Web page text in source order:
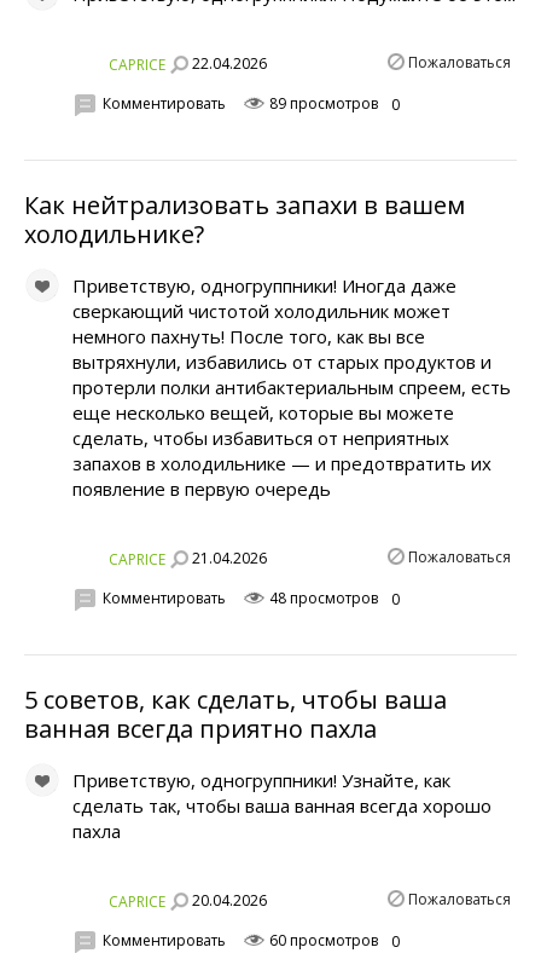
CAPRICE 22.04.2026 Пожаловаться
Комментировать 89 просмотров 0
Как нейтрализовать запахи в вашем
холодильнике?
Приветствую, одногруппники! Иногда даже
сверкающий чистотой холодильник может
немного пахнуть! После того, как вы все
вытряхнули, избавились от старых продуктов и
протерли полки антибактериальным спреем, есть
еще несколько вещей, которые вы можете
сделать, чтобы избавиться от неприятных
запахов в холодильнике — и предотвратить их
появление в первую очередь
CAPRICE 21.04.2026 Пожаловаться
Комментировать 48 просмотров 0
5 советов, как сделать, чтобы ваша
ванная всегда приятно пахла
Приветствую, одногруппники! Узнайте, как
сделать так, чтобы ваша ванная всегда хорошо
пахла
CAPRICE 20.04.2026 Пожаловаться
Комментировать 60 просмотров 0